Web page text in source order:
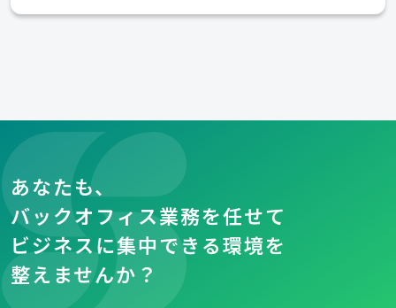
あなたも、
バックオフィス業務を任せて
ビジネスに集中できる環境を
整えませんか？